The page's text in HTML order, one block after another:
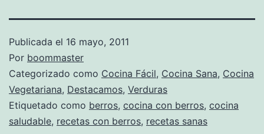
Publicada el 16 mayo, 2011
Por boommaster
Categorizado como Cocina Fácil, Cocina Sana, Cocina
Vegetariana, Destacamos, Verduras
Etiquetado como berros, cocina con berros, cocina
saludable, recetas con berros, recetas sanas